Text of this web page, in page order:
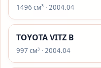
1496 см³ · 2004.04
TOYOTA VITZ B
997 см³ · 2004.04